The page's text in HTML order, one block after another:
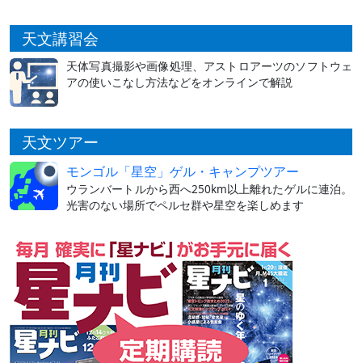
天文講習会
天体写真撮影や画像処理、アストロアーツのソフトウェ
アの使いこなし方法などをオンラインで解説
天文ツアー
モンゴル「星空」ゲル・キャンプツアー
ウランバートルから西へ250km以上離れたゲルに連泊。
光害のない場所でペルセ群や星空を楽しめます